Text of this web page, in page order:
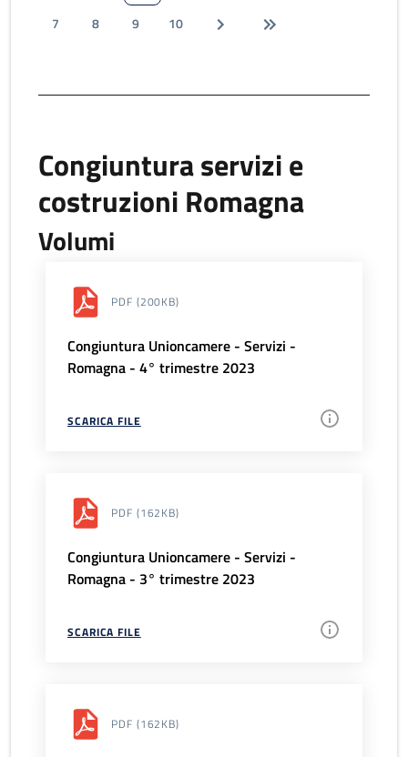
7
8 9 10
Congiuntura servizi e
costruzioni Romagna
Volumi
PDF (200KB)
Congiuntura Unioncamere - Servizi -
Romagna - 4° trimestre 2023
SCARICA FILE
PDF (162KB)
Congiuntura Unioncamere - Servizi -
Romagna - 3° trimestre 2023
SCARICA FILE
PDF (162KB)